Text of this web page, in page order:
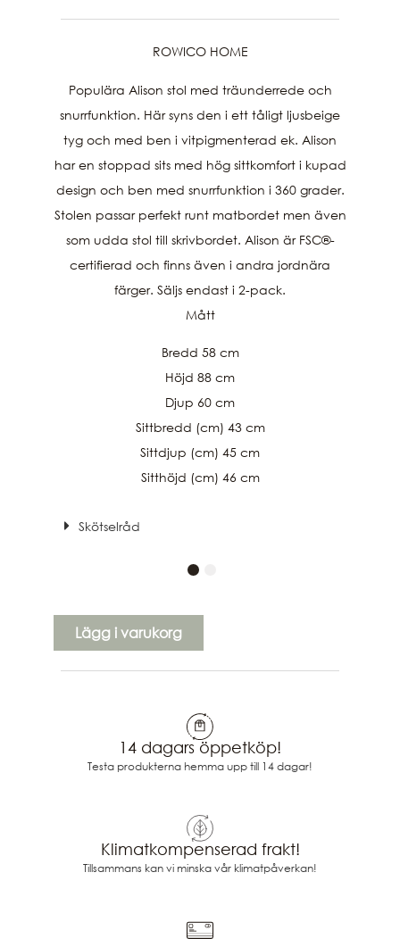
ROWICO HOME
Populära Alison stol med träunderrede och
snurrfunktion. Här syns den i ett tåligt ljusbeige
tyg och med ben i vitpigmenterad ek. Alison
har en stoppad sits med hög sittkomfort i kupad
design och ben med snurrfunktion i 360 grader.
Stolen passar perfekt runt matbordet men även
som udda stol till skrivbordet. Alison är FSC®-
certifierad och finns även i andra jordnära
färger. Säljs endast i 2-pack.
Mått
Bredd 58 cm
Höjd 88 cm
Djup 60 cm
Sittbredd (cm) 43 cm
Sittdjup (cm) 45 cm
Sitthöjd (cm) 46 cm
Skötselråd
Lägg i varukorg
14 dagars öppetköp!
Testa produkterna hemma upp till 14 dagar!
Klimatkompenserad frakt!
Tillsammans kan vi minska vår klimatpåverkan!